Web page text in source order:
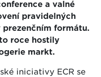
a valné
pravidelných
formátu.
roce hostily
markt.
iniciativy ECR se